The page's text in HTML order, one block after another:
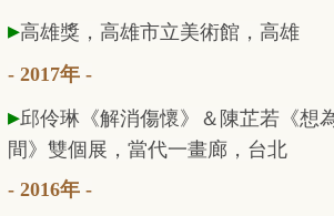
▸高雄獎，高雄市立美術館，高雄
- 2017年 -
▸邱伶琳《解消傷懷》＆陳芷若《想
間》雙個展，當代一畫廊，台北
- 2016年 -